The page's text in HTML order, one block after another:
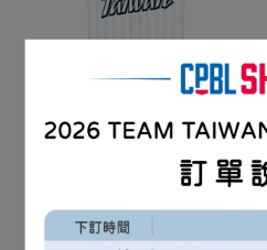
2026 TEAM TAIWAN 球員
加入購物車